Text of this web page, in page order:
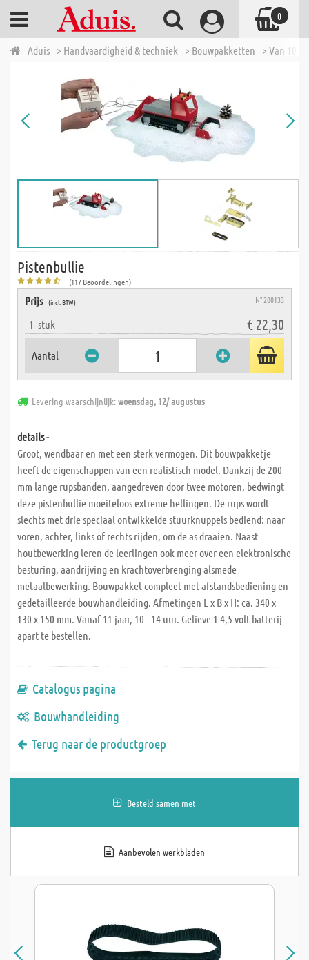
Aduis > Handvaardigheid & techniek > Bouwpakketten > Van 10
Pistenbullie
(117 Beoordelingen)
Prijs (incl. BTW) N° 200133
1 stuk € 22,30
Aantal
Levering waarschijnlijk:woensdag, 12/ augustus
details -
Groot, wendbaar en met een sterk vermogen. Dit bouwpakketje
heeft de eigenschappen van een realistisch model. Dankzij de 200
mm lange rupsbanden, aangedreven door twee motoren, bedwingt
deze pistenbullie moeiteloos extreme hellingen. De rups wordt
slechts met drie speciaal ontwikkelde stuurknuppels bediend: naar
voren, achter, links of rechts rijden, om de as draaien. Naast
houtbewerking leren de leerlingen ook meer over een elektronische
besturing, aandrijving en krachtoverbrenging alsmede
metaalbewerking. Bouwpakket compleet met afstandsbediening en
gedetailleerde bouwhandleiding. Afmetingen L x B x H: ca. 340 x
130 x 150 mm. Vanaf 11 jaar, 10 - 14 uur. Gelieve 1 4,5 volt batterij
apart te bestellen.
Catalogus pagina
Bouwhandleiding
Terug naar de productgroep
Besteld samen met
Aanbevolen werkbladen
0